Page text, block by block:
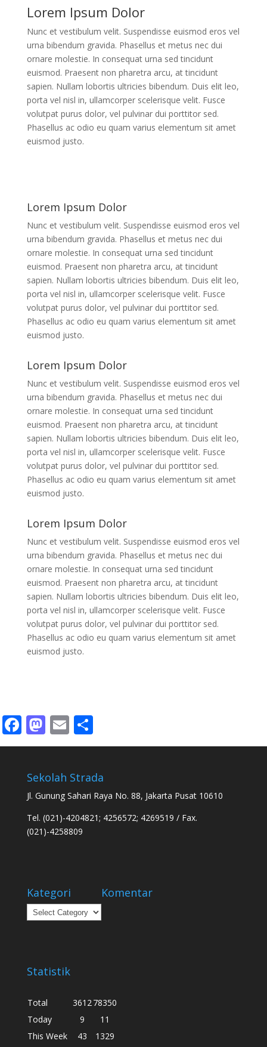
Lorem Ipsum Dolor
Nunc et vestibulum velit. Suspendisse euismod eros vel
urna bibendum gravida. Phasellus et metus nec dui
ornare molestie. In consequat urna sed tincidunt
euismod. Praesent non pharetra arcu, at tincidunt
sapien. Nullam lobortis ultricies bibendum. Duis elit leo,
porta vel nisl in, ullamcorper scelerisque velit. Fusce
volutpat purus dolor, vel pulvinar dui porttitor sed.
Phasellus ac odio eu quam varius elementum sit amet
euismod justo.
Lorem Ipsum Dolor
Nunc et vestibulum velit. Suspendisse euismod eros vel
urna bibendum gravida. Phasellus et metus nec dui
ornare molestie. In consequat urna sed tincidunt
euismod. Praesent non pharetra arcu, at tincidunt
sapien. Nullam lobortis ultricies bibendum. Duis elit leo,
porta vel nisl in, ullamcorper scelerisque velit. Fusce
volutpat purus dolor, vel pulvinar dui porttitor sed.
Phasellus ac odio eu quam varius elementum sit amet
euismod justo.
Lorem Ipsum Dolor
Nunc et vestibulum velit. Suspendisse euismod eros vel
urna bibendum gravida. Phasellus et metus nec dui
ornare molestie. In consequat urna sed tincidunt
euismod. Praesent non pharetra arcu, at tincidunt
sapien. Nullam lobortis ultricies bibendum. Duis elit leo,
porta vel nisl in, ullamcorper scelerisque velit. Fusce
volutpat purus dolor, vel pulvinar dui porttitor sed.
Phasellus ac odio eu quam varius elementum sit amet
euismod justo.
Lorem Ipsum Dolor
Nunc et vestibulum velit. Suspendisse euismod eros vel
urna bibendum gravida. Phasellus et metus nec dui
ornare molestie. In consequat urna sed tincidunt
euismod. Praesent non pharetra arcu, at tincidunt
sapien. Nullam lobortis ultricies bibendum. Duis elit leo,
porta vel nisl in, ullamcorper scelerisque velit. Fusce
volutpat purus dolor, vel pulvinar dui porttitor sed.
Phasellus ac odio eu quam varius elementum sit amet
euismod justo.
Facebook
Mastodon
Email
Sekolah Strada
Jl. Gunung Sahari Raya No. 88, Jakarta Pusat 10610
Tel. (021)-4204821; 4256572; 4269519 / Fax.
(021)-4258809
Kategori
Kategori
Komentar
Statistik
Total 3612 78350
Today
9
11
This Week
43
1329